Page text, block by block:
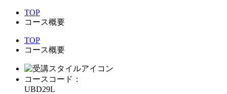
TOP
コース概要
TOP
コース概要
コースコード：
UBD29L